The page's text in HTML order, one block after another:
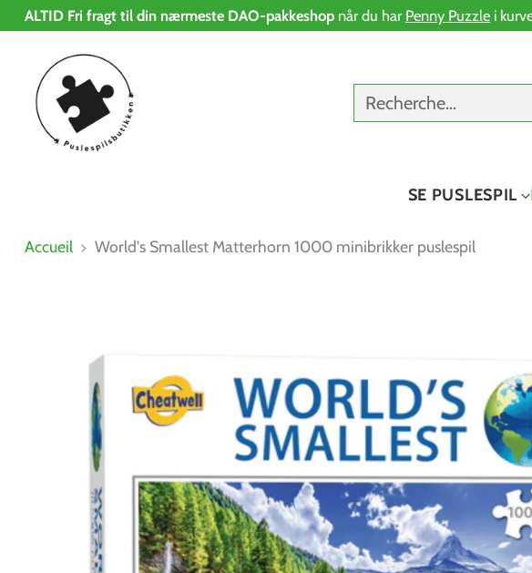
ALTID Fri fragt til din nærmeste DAO-pakkeshopnår du har Penny Puzzlei
Recherche…
SE PUSLESPIL
Accueil World's Smallest Matterhorn 1000 minibrikker puslespil